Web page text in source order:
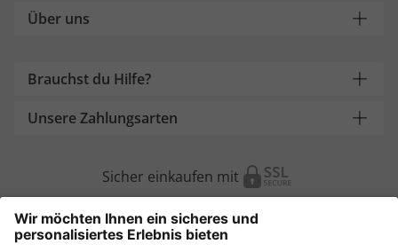
Über uns
Brauchst du Hilfe?
Unsere Zahlungsarten
Sicher einkaufen mit
Weitere Onlineshops